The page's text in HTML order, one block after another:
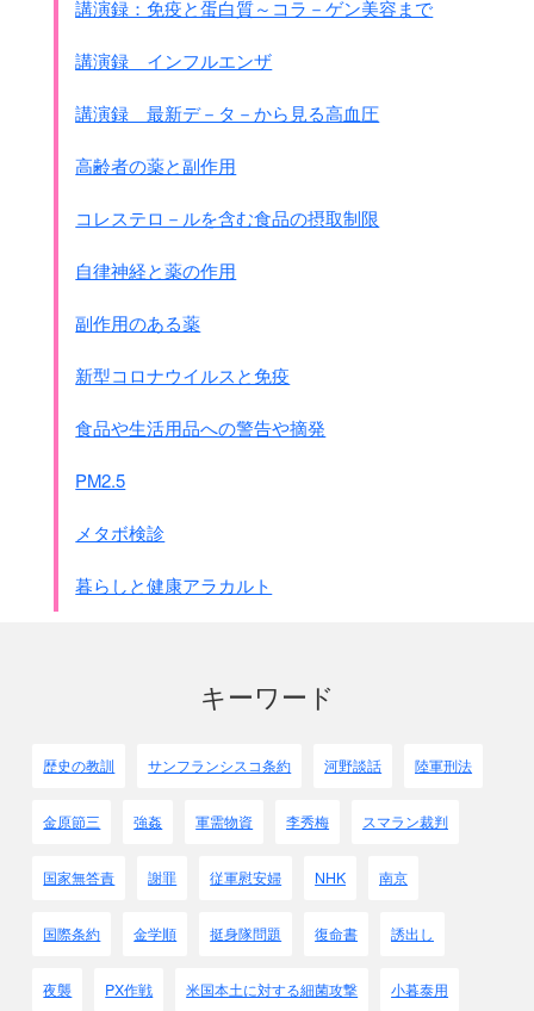
講演録：免疫と蛋白質～コラ－ゲン美容まで
講演録 インフルエンザ
講演録 最新デ－タ－から見る高血圧
高齢者の薬と副作用
コレステロ－ルを含む食品の摂取制限
自律神経と薬の作用
副作用のある薬
新型コロナウイルスと免疫
食品や生活用品への警告や摘発
PM2.5
メタボ検診
暮らしと健康アラカルト
キーワード
歴史の教訓 サンフランシスコ条約 河野談話 陸軍刑法
金原節三 強姦 軍需物資 李秀梅 スマラン裁判
国家無答責 謝罪 従軍慰安婦 NHK 南京
国際条約 金学順 挺身隊問題 復命書 誘出し
夜襲 PX作戦 米国本土に対する細菌攻撃 小暮泰用